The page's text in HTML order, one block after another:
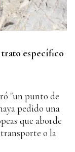
trato específico
"un punto de
pedido una
que aborde
o la